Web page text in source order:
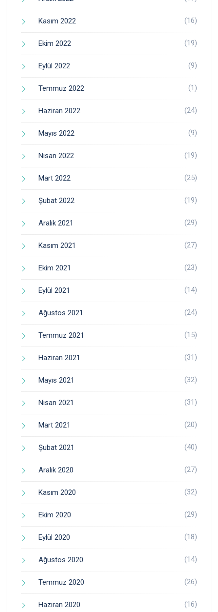
Kasım 2022 (16)
Ekim 2022 (19)
Eylül 2022 (9)
Temmuz 2022 (1)
Haziran 2022 (24)
Mayıs 2022 (9)
Nisan 2022 (19)
Mart 2022 (25)
Şubat 2022 (19)
Aralık 2021 (29)
Kasım 2021 (27)
Ekim 2021 (23)
Eylül 2021 (14)
Ağustos 2021 (24)
Temmuz 2021 (15)
Haziran 2021 (31)
Mayıs 2021 (32)
Nisan 2021 (31)
Mart 2021 (20)
Şubat 2021 (40)
Aralık 2020 (27)
Kasım 2020 (32)
Ekim 2020 (29)
Eylül 2020 (18)
Ağustos 2020 (14)
Temmuz 2020 (26)
Haziran 2020 (16)